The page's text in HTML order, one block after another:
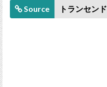
Source トランセンド